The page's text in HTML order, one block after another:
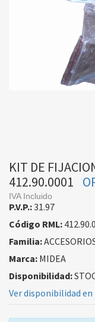
KIT DE
412.90.0001
IVA Incluido
P.V.P.:31.97
Código RML:
Familia:
Marca: MIDEA
Disponibilidad:
Ver disponibilidad